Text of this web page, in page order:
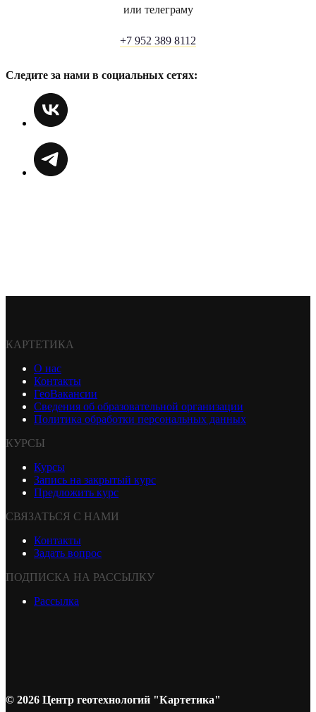
или телеграму
+7 952 389 8112
Следите за нами в социальных сетях:
КАРТЕТИКА
О нас
Контакты
ГеоВакансии
Сведения об образовательной организации
Политика обработки персональных данных
КУРСЫ
Курсы
Запись на закрытый курс
Предложить курс
СВЯЗАТЬСЯ С НАМИ
Контакты
Задать вопрос
ПОДПИСКА НА РАССЫЛКУ
Рассылка
© 2026 Центр геотехнологий "Картетика"